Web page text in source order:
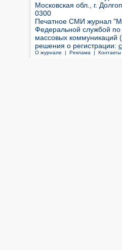
Московская обл., г.
0300
Печатное СМИ журнал
Федеральной службой
массовых коммуникаций
решения о регистрации:
О журнале | Реклама | Контакты